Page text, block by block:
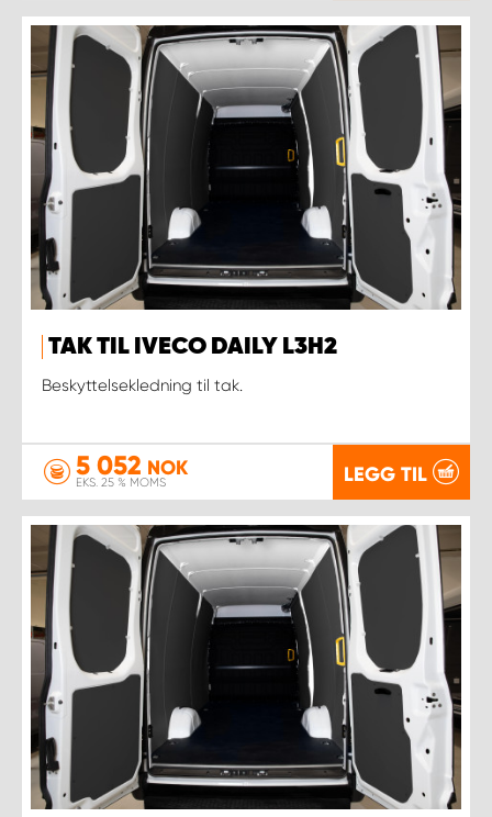
TAK TIL IVECO DAILY L3H2
Beskyttelsekledning til tak.
5 052 NOK
EKS. 25 % MOMS LEGG TIL